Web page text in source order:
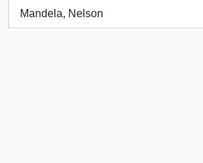
Mandela, Nelson
, 1 results